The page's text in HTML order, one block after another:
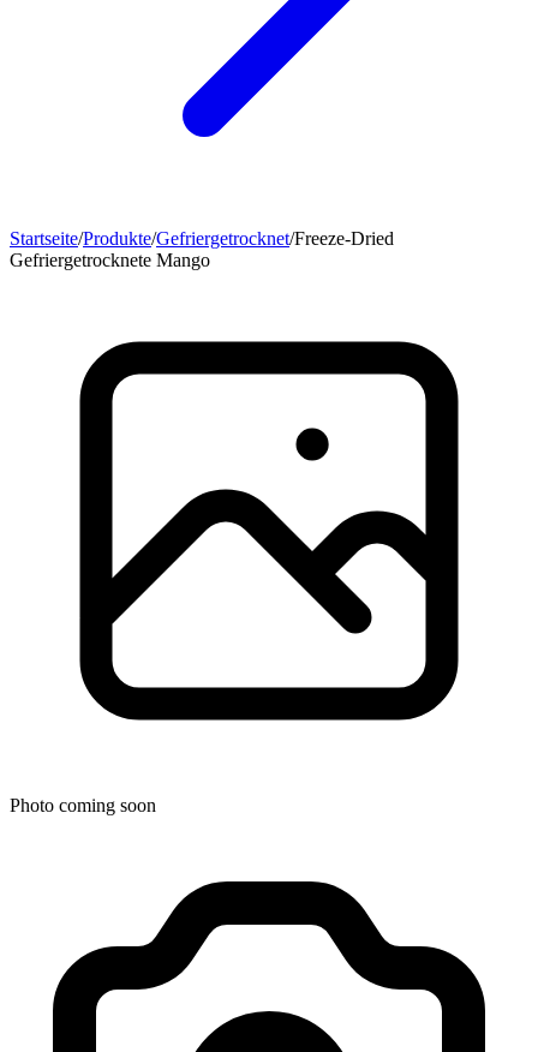
Startseite/Produkte/Gefriergetrocknet/Freeze-Dried
Gefriergetrocknete Mango
Photo coming soon